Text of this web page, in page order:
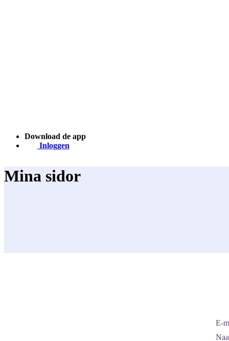
Download de app
Inloggen
Mina sidor
E-